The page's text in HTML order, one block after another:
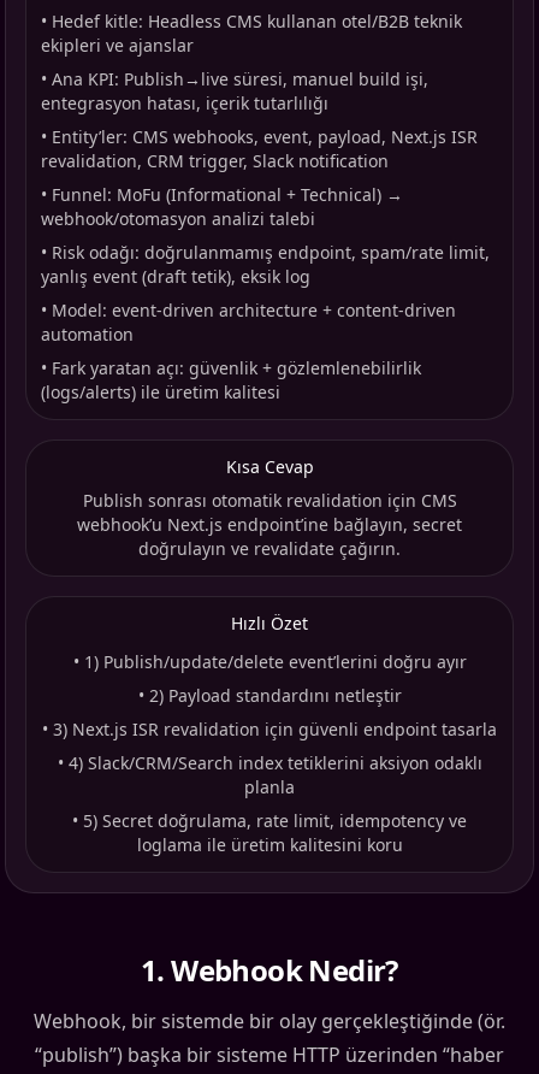
• Hedef kitle: Headless CMS kullanan otel/B2B teknik
ekipleri ve ajanslar
• Ana KPI: Publish→live süresi, manuel build işi,
entegrasyon hatası, içerik tutarlılığı
• Entity’ler: CMS webhooks, event, payload, Next.js ISR
revalidation, CRM trigger, Slack notification
• Funnel: MoFu (Informational + Technical) →
webhook/otomasyon analizi talebi
• Risk odağı: doğrulanmamış endpoint, spam/rate limit,
yanlış event (draft tetik), eksik log
• Model: event-driven architecture + content-driven
automation
• Fark yaratan açı: güvenlik + gözlemlenebilirlik
(logs/alerts) ile üretim kalitesi
Kısa Cevap
Publish sonrası otomatik revalidation için CMS
webhook’u Next.js endpoint’ine bağlayın, secret
doğrulayın ve revalidate çağırın.
Hızlı Özet
• 1) Publish/update/delete event’lerini doğru ayır
• 2) Payload standardını netleştir
• 3) Next.js ISR revalidation için güvenli endpoint tasarla
• 4) Slack/CRM/Search index tetiklerini aksiyon odaklı
planla
• 5) Secret doğrulama, rate limit, idempotency ve
loglama ile üretim kalitesini koru
1.Webhook Nedir?
Webhook, bir sistemde bir olay gerçekleştiğinde (ör.
“publish”) başka bir sisteme HTTP üzerinden “haber